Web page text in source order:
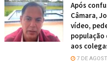
Após
Câmara,
vídeo,
população
aos
7 DE